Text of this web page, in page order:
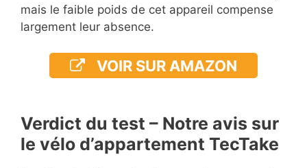
mais le faible poids de cet appareil compense
largement leur absence.
VOIR SUR AMAZON
Verdict du test – Notre avis sur
le vélo d’appartement TecTake